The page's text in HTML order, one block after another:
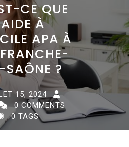
CE QUE
À
APA À
SAÔNE ?
15, 2024
0 COMMENTS
0 TAGS